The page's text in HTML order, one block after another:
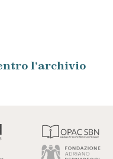
l’archivio